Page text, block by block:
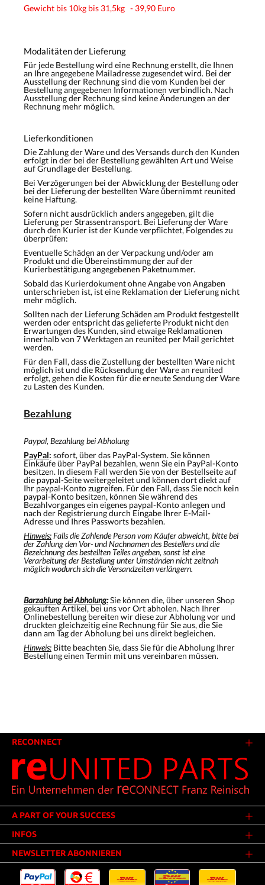
Gewicht bis 10kg bis 31,5kg - 39,90 Euro
Modalitäten der Lieferung
Für jede Bestellung wird eine Rechnung erstellt, die Ihnen
an Ihre angegebene Mailadresse zugesendet wird. Bei der
Ausstellung der Rechnung sind die vom Kunden bei der
Bestellung angegebenen Informationen verbindlich. Nach
Ausstellung der Rechnung sind keine Änderungen an der
Rechnung mehr möglich.
Lieferkonditionen
Die Zahlung der Ware und des Versands durch den Kunden
erfolgt in der bei der Bestellung gewählten Art und Weise
auf Grundlage der Bestellung.
Bei Verzögerungen bei der Abwicklung der Bestellung oder
bei der Lieferung der bestellten Ware übernimmt reunited
keine Haftung.
Sofern nicht ausdrücklich anders angegeben, gilt die
Lieferung per Strassentransport. Bei Lieferung der Ware
durch den Kurier ist der Kunde verpflichtet, Folgendes zu
überprüfen:
Eventuelle Schäden an der Verpackung und/oder am
Produkt und die Übereinstimmung der auf der
Kurierbestätigung angegebenen Paketnummer.
Sobald das Kurierdokument ohne Angabe von Angaben
unterschrieben ist, ist eine Reklamation der Lieferung nicht
mehr möglich.
Sollten nach der Lieferung Schäden am Produkt festgestellt
werden oder entspricht das gelieferte Produkt nicht den
Erwartungen des Kunden, sind etwaige Reklamationen
innerhalb von 7 Werktagen an reunited per Mail gerichtet
werden.
Für den Fall, dass die Zustellung der bestellten Ware nicht
möglich ist und die Rücksendung der Ware an reunited
erfolgt, gehen die Kosten für die erneute Sendung der Ware
zu Lasten des Kunden.
Bezahlung
Paypal, Bezahlung bei Abholung
PayPal: sofort, über das PayPal-System. Sie können
Einkäufe über PayPal bezahlen, wenn Sie ein PayPal-Konto
besitzen. In diesem Fall werden Sie von der Bestellseite auf
die paypal-Seite weitergeleitet und können dort diekt auf
Ihr paypal-Konto zugreifen. Für den Fall, dass Sie noch kein
paypal-Konto besitzen, können Sie während des
Bezahlvorganges ein eigenes paypal-Konto anlegen und
nach der Registrierung durch Eingabe Ihrer E-Mail-
Adresse und Ihres Passworts bezahlen.
Hinweis:Falls die Zahlende Person vom Käufer abweicht, bitte bei
der Zahlung den Vor- und Nachnamen des Bestellers und die
Bezeichnung des bestellten Teiles angeben, sonst ist eine
Verarbeitung der Bestellung unter Umständen nicht zeitnah
möglich wodurch sich die Versandzeiten verlängern.
Barzahlung bei Abholung:Sie können die, über unseren Shop
gekauften Artikel, bei uns vor Ort abholen. Nach Ihrer
Onlinebestellung bereiten wir diese zur Abholung vor und
druckten gleichzeitig eine Rechnung für Sie aus, die Sie
dann am Tag der Abholung bei uns direkt begleichen.
Hinweis: Bitte beachten Sie, dass Sie für die Abholung Ihrer
Bestellung einen Termin mit uns vereinbaren müssen.
RECONNECT
A PART OF YOUR SUCCESS
INFOS
NEWSLETTER ABONNIEREN